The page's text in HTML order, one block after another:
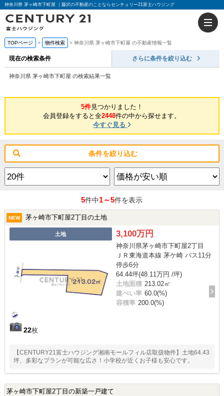
神奈川県 茅ヶ崎市下町屋 ｜藤沢の不動産のことならセンチュリー21富士ハウジング
TOPページ 物件検索 神奈川県 茅ヶ崎市下町屋 の不動産情報一覧
現在の検索条件 さらに条件を絞り込む
神奈川県 茅ヶ崎市下町屋 の検索結果一覧
5件見つかりました！
会員登録をすると全2448件の中から探せます。
今すぐ見る
条件を絞り込む
5件中1～5件を表示
NEW 茅ヶ崎市下町屋2丁目の土地
土地
22枚
3,100万円
神奈川県茅ヶ崎市下町屋2丁目
ＪＲ東海道本線 茅ケ崎 バス11分
停歩6分
64.44坪(48.11万円 /坪)
土地面積 213.02㎡
建ぺい率 60.0(%)
容積率 200.0(%)
【CENTURY21富士ハウジング湘南モールフィル店取扱物件】土地64.43
坪、多彩なプランが可能な広さ！小学校が近くお子様も安心です。
茅ヶ崎市下町屋2丁目の新築一戸建て